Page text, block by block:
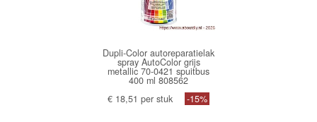
Dupli-Color autoreparatielak
spray AutoColor grijs
metallic 70-0421 spuitbus
400 ml 808562
€ 18,51 per stuk
-15%